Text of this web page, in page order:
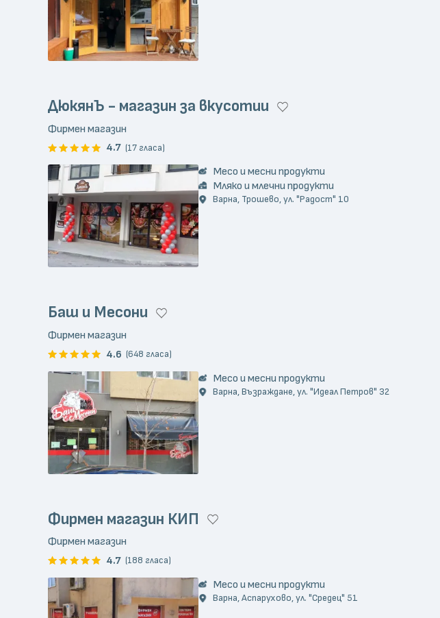
ДюкянЪ - магазин за вкусотии
Фирмен магазин
4.7 (17 гласа)
Месо и месни продукти
Мляко и млечни продукти
Варна, Трошево, ул. "Радост" 10
Баш и Месони
Фирмен магазин
4.6 (648 гласа)
Месо и месни продукти
Варна, Възраждане, ул. "Идеал Петров" 32
Фирмен магазин КИП
Фирмен магазин
4.7 (188 гласа)
Месо и месни продукти
Варна, Аспарухово, ул. "Средец" 51